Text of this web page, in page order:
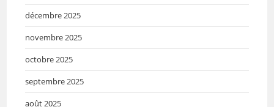
décembre 2025
novembre 2025
octobre 2025
septembre 2025
août 2025